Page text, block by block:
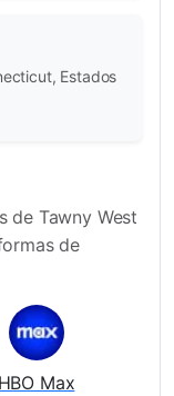
Estados
de Tawny West
de
HBO Max